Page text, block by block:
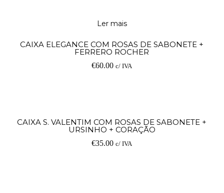
Ler mais
CAIXA ELEGANCE COM ROSAS DE SABONETE +
FERRERO ROCHER
€60.00 c/ IVA
CAIXA S. VALENTIM COM ROSAS DE SABONETE +
URSINHO + CORAÇÃO
€35.00 c/ IVA